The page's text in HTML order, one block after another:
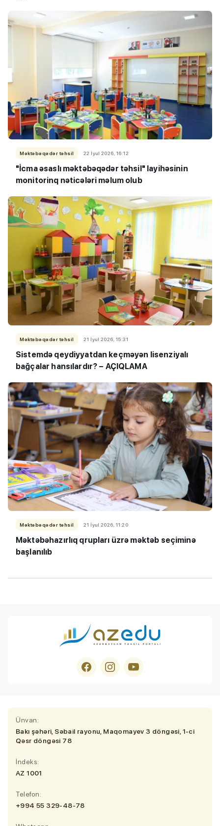
Məktəbəqədər təhsil 22 İyul 2026, 16:12
"İcma əsaslı məktəbəqədər təhsil" layihəsinin
monitorinq nəticələri məlum olub
Məktəbəqədər təhsil 21 İyul 2026, 15:31
Sistemdə qeydiyyatdan keçməyən lisenziyalı
bağçalar hansılardır? – AÇIQLAMA
Məktəbəqədər təhsil 21 İyul 2026, 11:20
Məktəbəhazırlıq qrupları üzrə məktəb seçiminə
başlanılıb
Ünvan:
Bakı şəhəri, Səbail rayonu, Maqomayev 3 döngəsi, 1-ci
Qəsr döngəsi 78
İndeks:
AZ 1001
Telefon:
+994 55 329-48-78